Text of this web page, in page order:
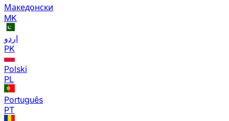
Македонски
MK
اردو
PK
Polski
PL
Português
PT